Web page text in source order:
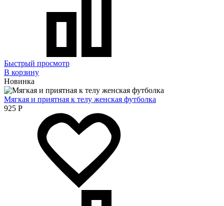
Быстрый просмотр
В корзину
Новинка
Мягкая и приятная к телу женская футболка
925 Р